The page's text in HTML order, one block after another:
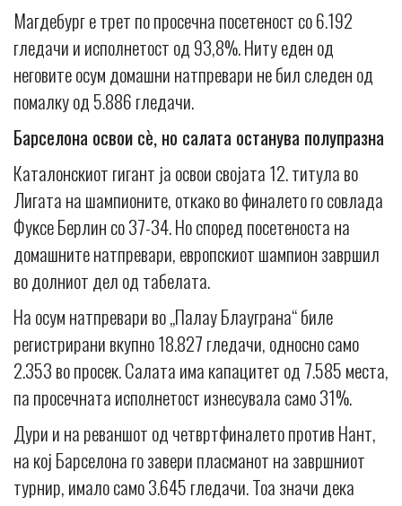
Магдебург е трет по просечна посетеност со 6.192
гледачи и исполнетост од 93,8%. Ниту еден од
неговите осум домашни натпревари не бил следен од
помалку од 5.886 гледачи.
Барселона освои сè, но салата останува полупразна
Каталонскиот гигант ја освои својата 12. титула во
Лигата на шампионите, откако во финалето го совлада
Фуксе Берлин со 37-34. Но според посетеноста на
домашните натпревари, европскиот шампион завршил
во долниот дел од табелата.
На осум натпревари во „Палау Блауграна“ биле
регистрирани вкупно 18.827 гледачи, односно само
2.353 во просек. Салата има капацитет од 7.585 места,
па просечната исполнетост изнесувала само 31%.
Дури и на реваншот од четвртфиналето против Нант,
на кој Барселона го завери пласманот на завршниот
турнир, имало само 3.645 гледачи. Тоа значи дека